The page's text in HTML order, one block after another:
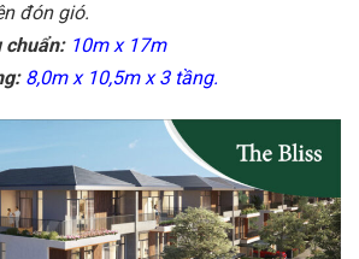
đón gió.
chuẩn: 10m x 17m
8,0m x 10,5m x 3 tầng.